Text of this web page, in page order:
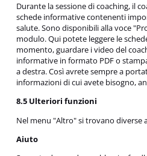
Durante la sessione di coaching, il
schede informative contenenti
salute. Sono disponibili alla voce
modulo. Qui potete leggere le
momento, guardare i video del
informative in formato PDF o
a destra. Così avrete sempre a
informazioni di cui avete bisogno,
8.5 Ulteriori funzioni
Nel menu "Altro" si trovano diverse
Aiuto